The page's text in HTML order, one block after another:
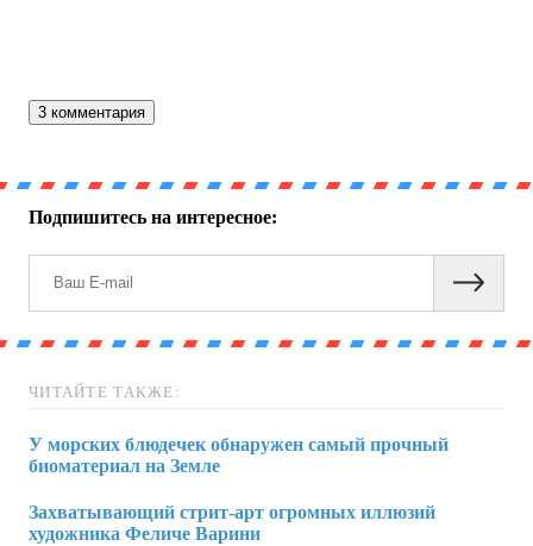
3 комментария
Подпишитесь на интересное:
ЧИТАЙТЕ ТАКЖЕ:
У морских блюдечек обнаружен самый прочный
биоматериал на Земле
Захватывающий стрит-арт огромных иллюзий
художника Феличе Варини